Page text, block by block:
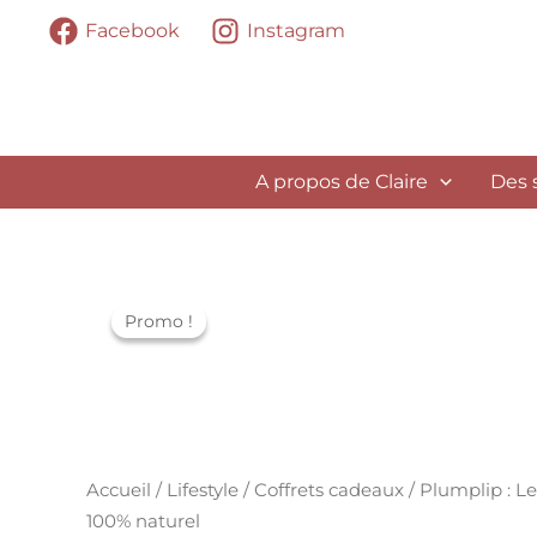
Facebook Instagram
A propos de Claire Des
Accueil / Lifestyle / Coffrets cadeaux / Plumplip :
100% naturel
repulpant
100%
Promo !
Promo !